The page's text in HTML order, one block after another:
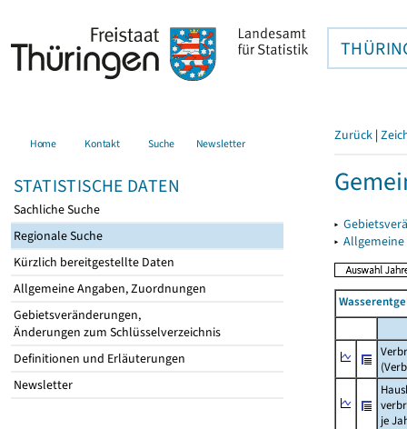
Home Kontakt Suche Newsletter
STATISTISCHE DATEN
Sachliche Suche
Regionale Suche
Kürzlich bereitgestellte Daten
Allgemeine Angaben, Zuordnungen
Gebietsveränderungen,
Änderungen zum Schlüsselverzeichnis
Definitionen und Erläuterungen
Newsletter
Zurück |
▸
▸
je